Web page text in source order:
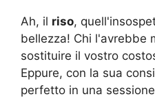
Ah, il riso,
bellezza! Chi l'avrebbe
sostituire il vostro
Eppure, con la sua
perfetto in una